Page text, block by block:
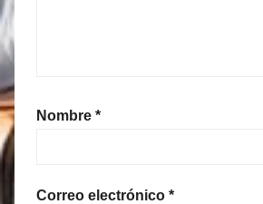
Nombre *
Correo electrónico *